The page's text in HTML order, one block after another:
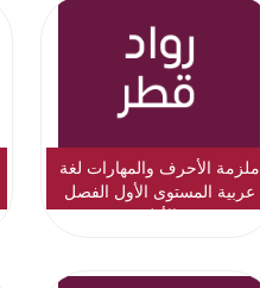
ملزمة الأحرف والمهارات لغة
عربية المستوى الأول الفصل